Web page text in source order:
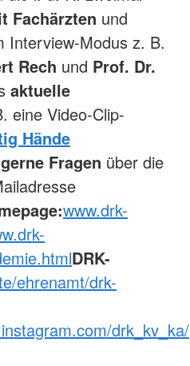
Fachärzten und
Interview-Modus z. B.
Rech und Prof. Dr.
aktuelle
eine Video-Clip-
Hände
Fragen über die
www.drk-
DRK-
ehrenamt/drk-
drk_kv_ka/